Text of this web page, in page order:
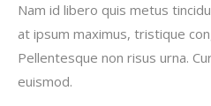
Nam id libero quis metus
at ipsum maximus, tristique
Pellentesque non risus urna.
euismod.